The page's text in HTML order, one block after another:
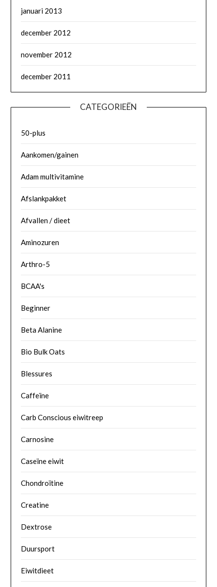
januari 2013
december 2012
november 2012
december 2011
CATEGORIEËN
50-plus
Aankomen/gainen
Adam multivitamine
Afslankpakket
Afvallen / dieet
Aminozuren
Arthro-5
BCAA's
Beginner
Beta Alanine
Bio Bulk Oats
Blessures
Caffeïne
Carb Conscious eiwitreep
Carnosine
Caseïne eiwit
Chondroïtine
Creatine
Dextrose
Duursport
Eiwitdieet